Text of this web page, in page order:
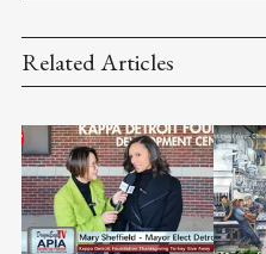
Related Articles